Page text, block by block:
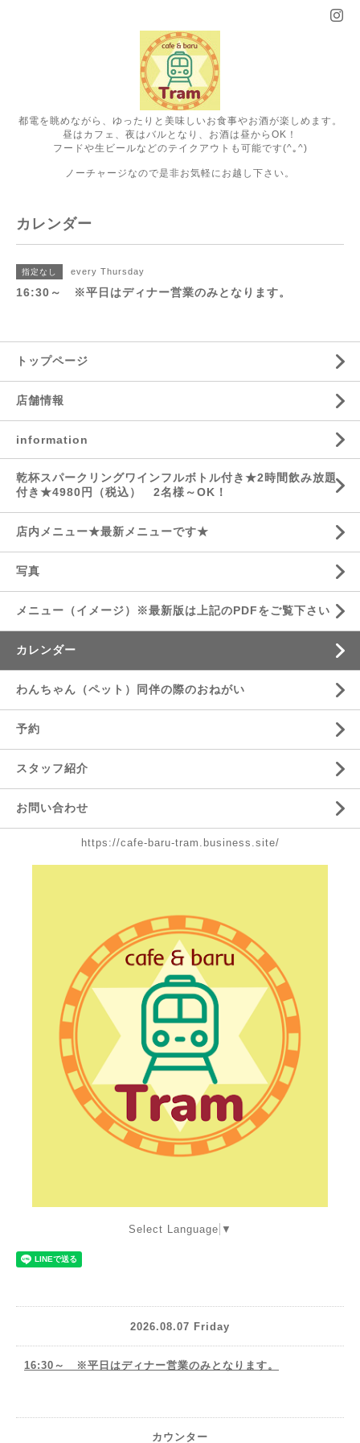
都電を眺めながら、ゆったりと美味しいお食事やお酒が楽しめます。
昼はカフェ、夜はバルとなり、お酒は昼からOK！
フードや生ビールなどのテイクアウトも可能です(^｡^)
ノーチャージなので是非お気軽にお越し下さい。
カレンダー
指定なし every Thursday
16:30～ ※平日はディナー営業のみとなります。
トップページ
店舗情報
information
乾杯スパークリングワインフルボトル付き★2時間飲み放題
付き★4980円（税込） 2名様～OK！
店内メニュー★最新メニューです★
写真
メニュー（イメージ）※最新版は上記のPDFをご覧下さい
カレンダー
わんちゃん（ペット）同伴の際のおねがい
予約
スタッフ紹介
お問い合わせ
https://cafe-baru-tram.business.site/
Select Language ▼
2026.08.07 Friday
16:30～ ※平日はディナー営業のみとなります。
カウンター